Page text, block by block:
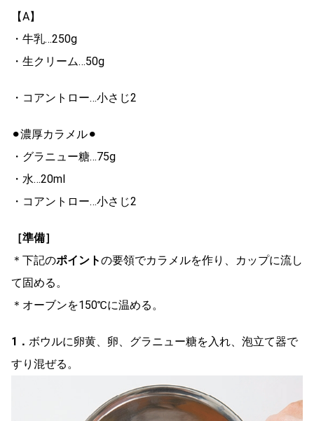
【A】
・牛乳…250g
・生クリーム…50g
・コアントロー…小さじ2
⚫︎濃厚カラメル⚫︎
・グラニュー糖…75g
・水…20ml
・コアントロー…小さじ2
［準備］
＊下記のポイントの要領でカラメルを作り、カップに流し
て固める。
＊オーブンを150℃に温める。
1． ボウルに卵黄、卵、グラニュー糖を入れ、泡立て器で
すり混ぜる。